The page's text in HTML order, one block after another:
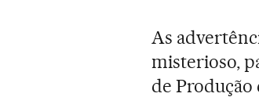
As
misterioso,
de Produção